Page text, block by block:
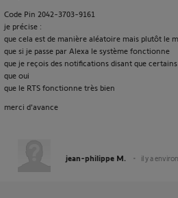
Code Pin 2042-3703-9161
je précise :
que cela est de manière aléatoire mais plutôt le
que si je passe par Alexa le système fonctionne
que je reçois des notifications disant que
que oui
que le RTS fonctionne très bien
merci d'avance
jean-philippe M. il y a